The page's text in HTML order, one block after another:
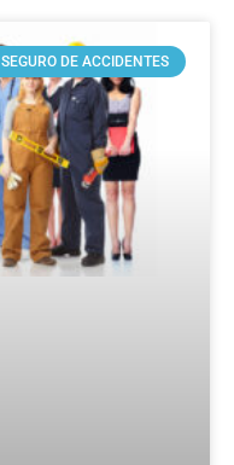
SEGURO DE ACCIDENTES